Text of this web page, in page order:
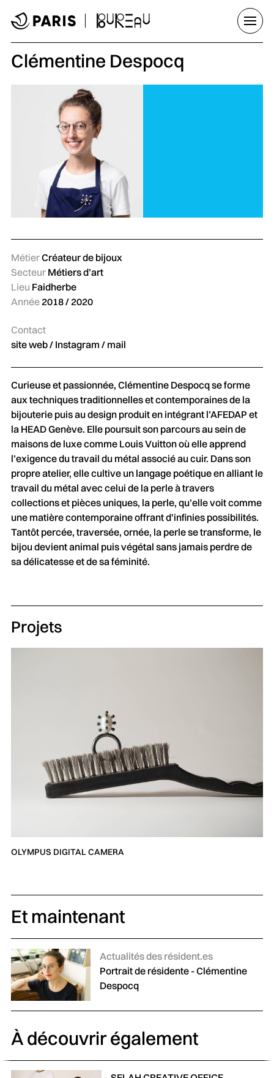
Clémentine Despocq
MétierCréateur de bijoux
Secteur Métiers d’art
Lieu Faidherbe
Année 2018 / 2020
Contact
site web/ Instagram / mail
Curieuse et passionnée, Clémentine Despocq se forme
aux techniques traditionnelles et contemporaines de la
bijouterie puis au design produit en intégrant l’AFEDAP et
la HEAD Genève. Elle poursuit son parcours au sein de
maisons de luxe comme Louis Vuitton où elle apprend
l’exigence du travail du métal associé au cuir. Dans son
propre atelier, elle cultive un langage poétique en alliant le
travail du métal avec celui de la perle à travers
collections et pièces uniques, la perle, qu’elle voit comme
une matière contemporaine offrant d’infinies possibilités.
Tantôt percée, traversée, ornée, la perle se transforme, le
bijou devient animal puis végétal sans jamais perdre de
sa délicatesse et de sa féminité.
Projets
OLYMPUS DIGITAL CAMERA
Et maintenant
Catégories :
Actualités des résident.es
Portrait de résidente - Clémentine
Despocq
À découvrir également